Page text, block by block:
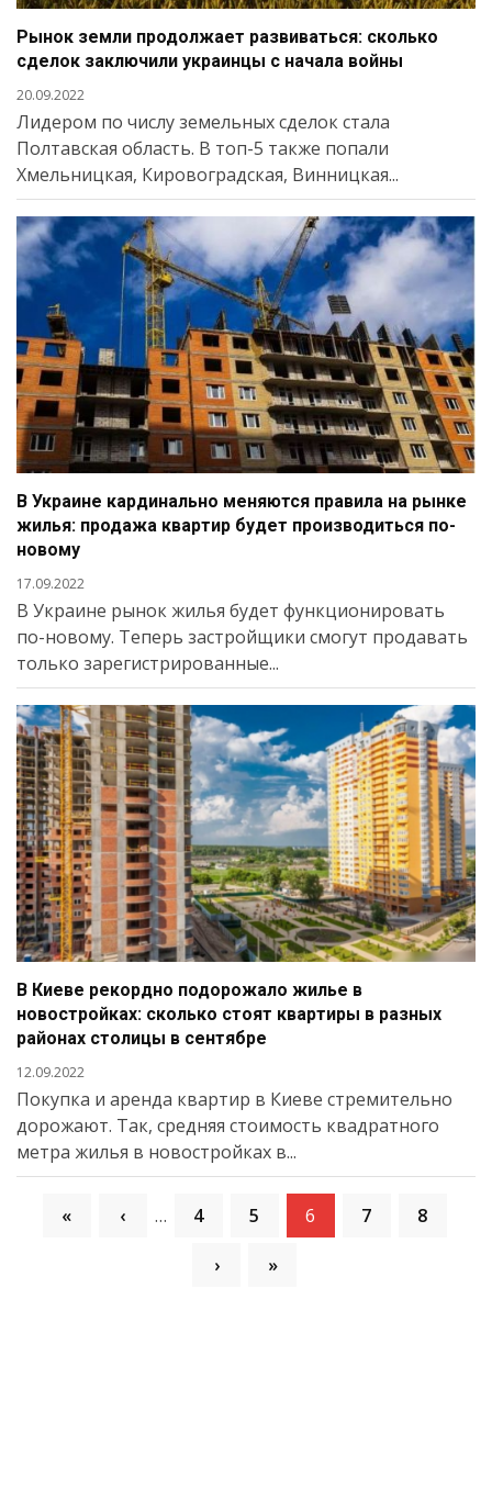
Рынок земли продолжает развиваться: сколько
сделок заключили украинцы с начала войны
20.09.2022
Лидером по числу земельных сделок стала
Полтавская область. В топ-5 также попали
Хмельницкая, Кировоградская, Винницкая...
В Украине кардинально меняются правила на рынке
жилья: продажа квартир будет производиться по-
новому
17.09.2022
В Украине рынок жилья будет функционировать
по-новому. Теперь застройщики смогут продавать
только зарегистрированные...
В Киеве рекордно подорожало жилье в
новостройках: сколько стоят квартиры в разных
районах столицы в сентябре
12.09.2022
Покупка и аренда квартир в Киеве стремительно
дорожают. Так, средняя стоимость квадратного
метра жилья в новостройках в...
« ‹ … 4 5 6 7 8
› »